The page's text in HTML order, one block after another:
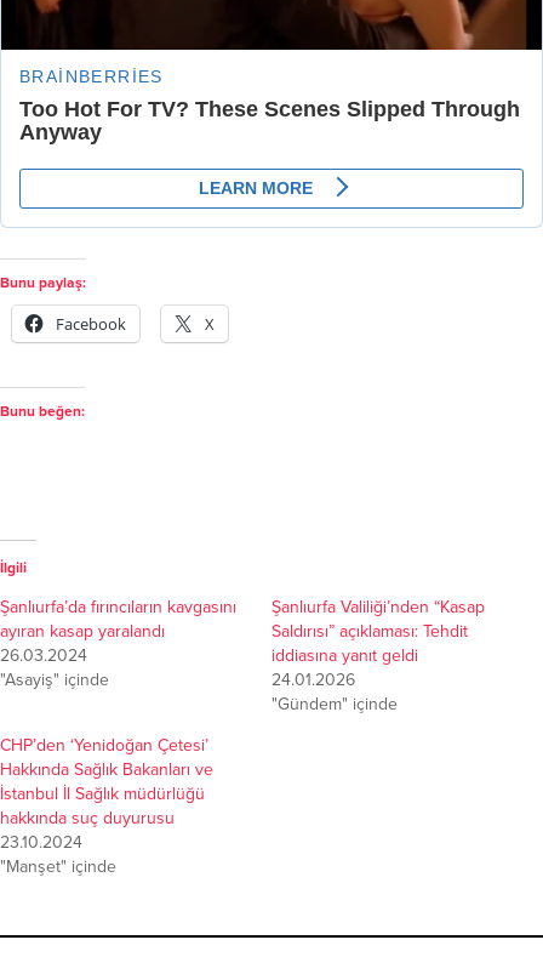
Bunu paylaş:
Facebook X
Bunu beğen:
İlgili
Şanlıurfa’da fırıncıların kavgasını
ayıran kasap yaralandı
26.03.2024
"Asayiş" içinde
Şanlıurfa Valiliği’nden “Kasap
Saldırısı” açıklaması: Tehdit
iddiasına yanıt geldi
24.01.2026
"Gündem" içinde
CHP’den ‘Yenidoğan Çetesi’
Hakkında Sağlık Bakanları ve
İstanbul İl Sağlık müdürlüğü
hakkında suç duyurusu
23.10.2024
"Manşet" içinde